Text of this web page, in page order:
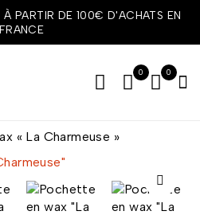
À PARTIR DE 100€ D'ACHATS EN
FRANCE
0 0
« La Charmeuse »